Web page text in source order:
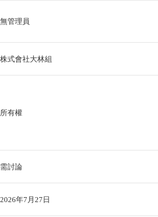
無管理員
株式會社大林組
所有權
需討論
2026年7月27日